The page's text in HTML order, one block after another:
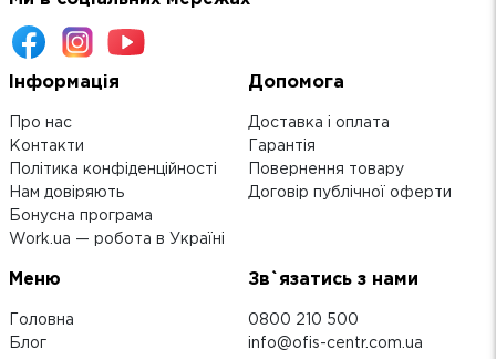
Інформація
Про нас
Контакти
Політика конфіденційності
Нам довіряють
Бонусна програма
Work.ua — робота в Україні
Допомога
Доставка і оплата
Гарантія
Повернення товару
Договір публічної оферти
Меню
Головна
Блог
Зв`язатись з нами
0800 210 500
info@ofis-centr.com.ua